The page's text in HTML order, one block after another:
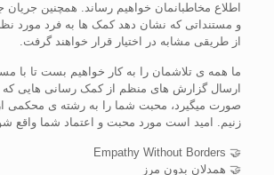
اطلاع مخاطبانمان خواهیم رساند. همچنین
و مستنداتی که نشان دهد کمک ها به فرد مورد
از طریقی مشابه در اختیار قرار خواهند گرفت.
ما همه ی تلاشمان را به کار خواهیم بست تا با
ارسال گزارش های منظم از کمک رسانی هایی
صورت میگیرد، محبت شما را به رشته ی محکمی از
زنیم. امید است مورد محبت و اعتماد شما واقع
🤝 Empathy Without Borders
🤝 همدلان بدون مرز